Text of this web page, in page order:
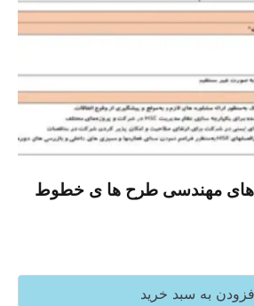
مهندسی طرح ها ی خطوط
به سبد خرید